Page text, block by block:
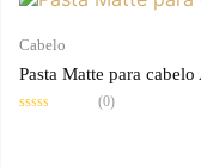
Cabelo
Pasta Matte para cabelo
(0)